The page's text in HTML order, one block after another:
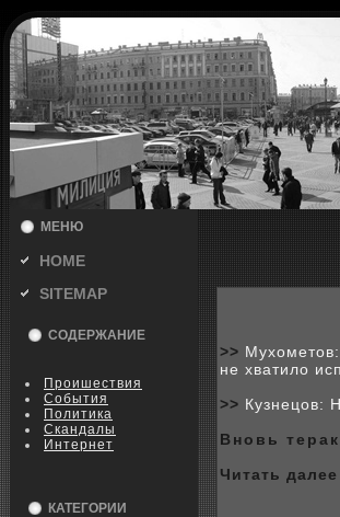
МЕНЮ
HOME
SITEMAP
СОДЕРЖАНИЕ
Пpoишествия
События
Политика
Скандалы
Интернет
КАТЕГОРИИ
>>
не хватило
>> Кузнецов:
Вновь
Читать